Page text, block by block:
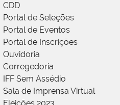
CDD
Portal de Seleções
Portal de Eventos
Portal de Inscrições
Ouvidoria
Corregedoria
IFF Sem Assédio
Sala de Imprensa Virtual